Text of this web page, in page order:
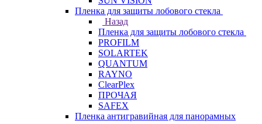
Пленка для защиты лобового стекла
Назад
Пленка для защиты лобового стекла
PROFILM
SOLARTEK
QUANTUM
RAYNO
ClearPlex
ПРОЧАЯ
SAFEX
Пленка антигравийная для панорамных